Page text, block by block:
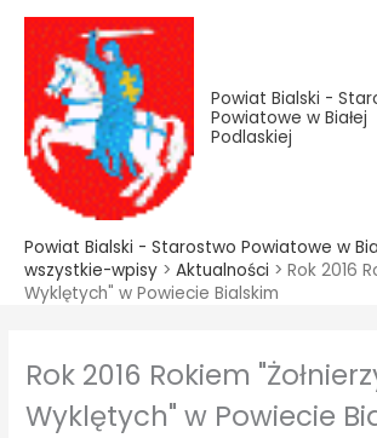
treści
Przejdź
treści
Powiat Bialski -
Powiatowe w Białej
Podlaskiej
Powiat Bialski - Starostwo Powiatowe w
wszystkie-wpisy > Aktualności > Rok 2016
Wyklętych" w Powiecie Bialskim
Rok 2016 Rokiem
Wyklętych" w Powiecie